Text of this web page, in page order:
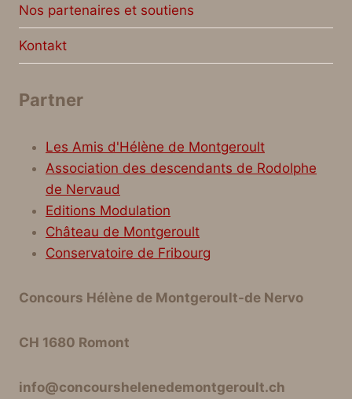
Nos partenaires et soutiens
Kontakt
Partner
Les Amis d'Hélène de Montgeroult
Association des descendants de Rodolphe
de Nervaud
Editions Modulation
Château de Montgeroult
Conservatoire de Fribourg
Concours Hélène de Montgeroult-de Nervo
CH 1680 Romont
info@concourshelenedemontgeroult.ch